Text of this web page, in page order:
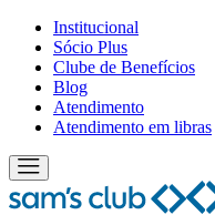
Institucional
Sócio Plus
Clube de Benefícios
Blog
Atendimento
Atendimento em libras